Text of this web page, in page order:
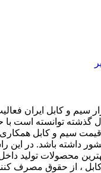
سیم و کابل ایران
در طول 10 سال گذشته توانسته
قیمت سیم و کابل
داشته باشد. در این
محصولات تولید
کابل ، از حقوق مصرف